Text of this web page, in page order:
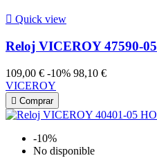
 Quick view
Reloj VICEROY 47590-05
109,00 € -10% 98,10 €
VICEROY
 Comprar
-10%
No disponible